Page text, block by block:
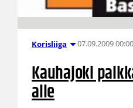
Korisliiga 07.09.2009 00:00
Kauhajoki
alle